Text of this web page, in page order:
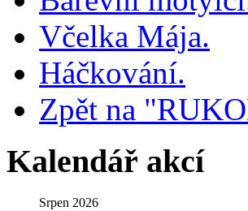
Včelka Mája.
Háčkování.
Zpět na
Kalendář akcí
Srpen 2026